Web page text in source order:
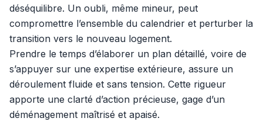
déséquilibre. Un oubli, même mineur, peut
compromettre l’ensemble du calendrier et perturber la
transition vers le nouveau logement.
Prendre le temps d’élaborer un plan détaillé, voire de
s’appuyer sur une expertise extérieure, assure un
déroulement fluide et sans tension. Cette rigueur
apporte une clarté d’action précieuse, gage d’un
déménagement maîtrisé et apaisé.